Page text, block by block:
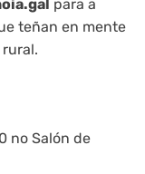
para a
teñan en mente
no Salón de